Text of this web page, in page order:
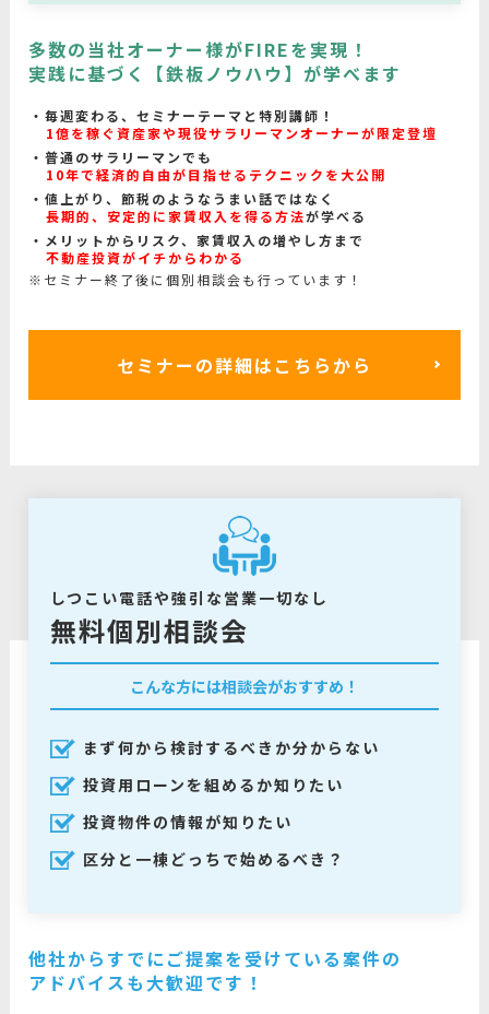
多数の当社オーナー様がFIREを実現！
実践に基づく【鉄板ノウハウ】が学べます
毎週変わる、セミナーテーマと特別講師！
1億を稼ぐ資産家や現役サラリーマンオーナーが限定登壇
普通のサラリーマンでも
10年で経済的自由が目指せるテクニックを大公開
値上がり、節税のようなうまい話ではなく
長期的、安定的に家賃収入を得る方法が学べる
メリットからリスク、家賃収入の増やし方まで
不動産投資がイチからわかる
※セミナー終了後に個別相談会も行っています！
セミナーの詳細はこちらから
しつこい電話や強引な営業一切なし
無料個別相談会
こんな方には相談会がおすすめ！
まず何から検討するべきか分からない
投資用ローンを組めるか知りたい
投資物件の情報が知りたい
区分と一棟どっちで始めるべき？
他社からすでにご提案を受けている案件の
アドバイスも大歓迎です！